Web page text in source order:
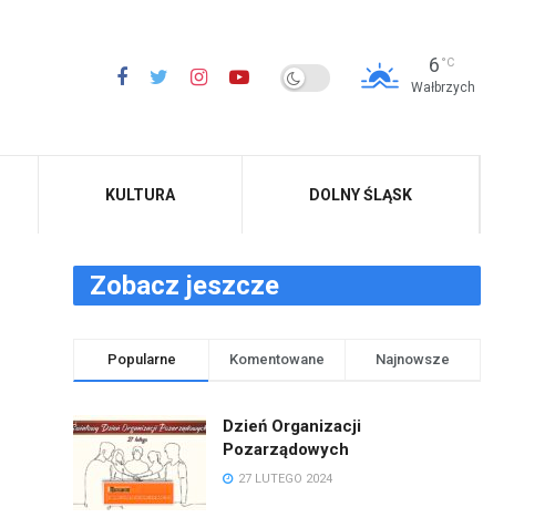
6 °C
Wałbrzych
KULTURA DOLNY ŚLĄSK
Zobacz jeszcze
Popularne Komentowane Najnowsze
Dzień Organizacji
Pozarządowych
27 LUTEGO 2024